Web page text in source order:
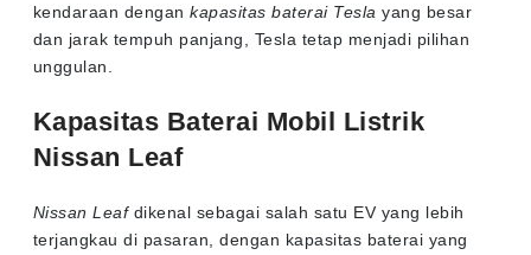
kendaraan dengankapasitas baterai Tesla yang besar
dan jarak tempuh panjang, Tesla tetap menjadi pilihan
unggulan.
Kapasitas Baterai Mobil Listrik
Nissan Leaf
Nissan Leafdikenal sebagai salah satu EV yang lebih
terjangkau di pasaran, dengan kapasitas baterai yang